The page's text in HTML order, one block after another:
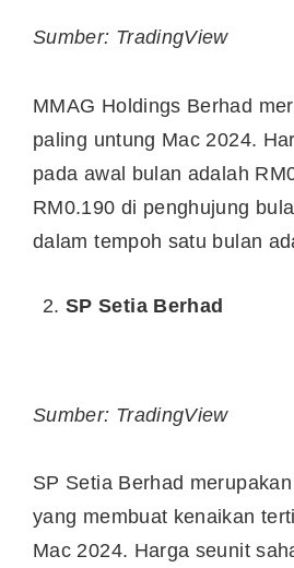
Sumber: TradingView
MMAG Holdings Berhad
paling untung Mac 2024.
pada awal bulan adalah
RM0.190 di penghujung
dalam tempoh satu bulan
SP Setia Berhad
Sumber: TradingView
SP Setia Berhad
yang membuat kenaikan
Mac 2024. Harga seunit